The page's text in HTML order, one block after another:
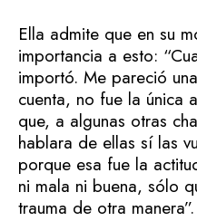
Ella admite que en su
importancia a esto:
importó. Me pareció
cuenta, no fue la única
que, a algunas otras
hablara de ellas sí las
porque esa fue la
ni mala ni buena, sólo
trauma de otra manera”.